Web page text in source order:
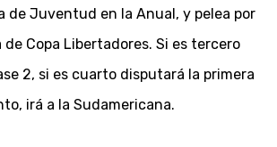
de Juventud en la Anual, y pelea por
Copa Libertadores. Si es tercero
2, si es cuarto disputará la primera
irá a la Sudamericana.